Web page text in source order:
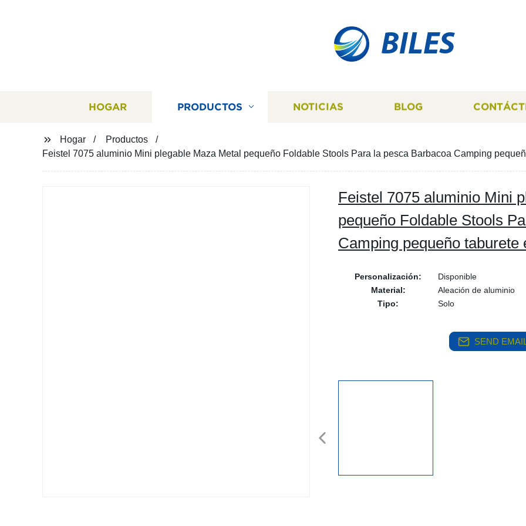
BILES
HOGAR PRODUCTOS NOTICIAS BLOG
Hogar
Productos
Feistel 7075 aluminio Mini plegable Maza Metal pequeño Foldable Stools Para la pesca Barbacoa Camping
Feistel 7075 aluminio Mini
pequeño Foldable Stools
Camping pequeño taburete
Personalización:
Disponible
Material:
Aleación de aluminio
Tipo:
Solo
SEND